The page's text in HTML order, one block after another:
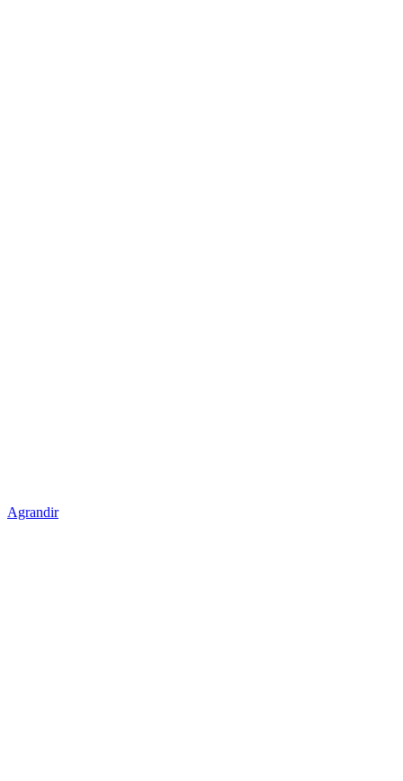
Agrandir